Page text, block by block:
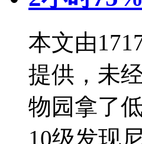
本文由
提供，未
物园拿了
10级发现